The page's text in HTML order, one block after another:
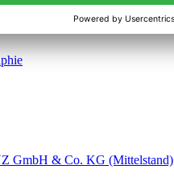
GmbH & Co. KG (Mittelstand)